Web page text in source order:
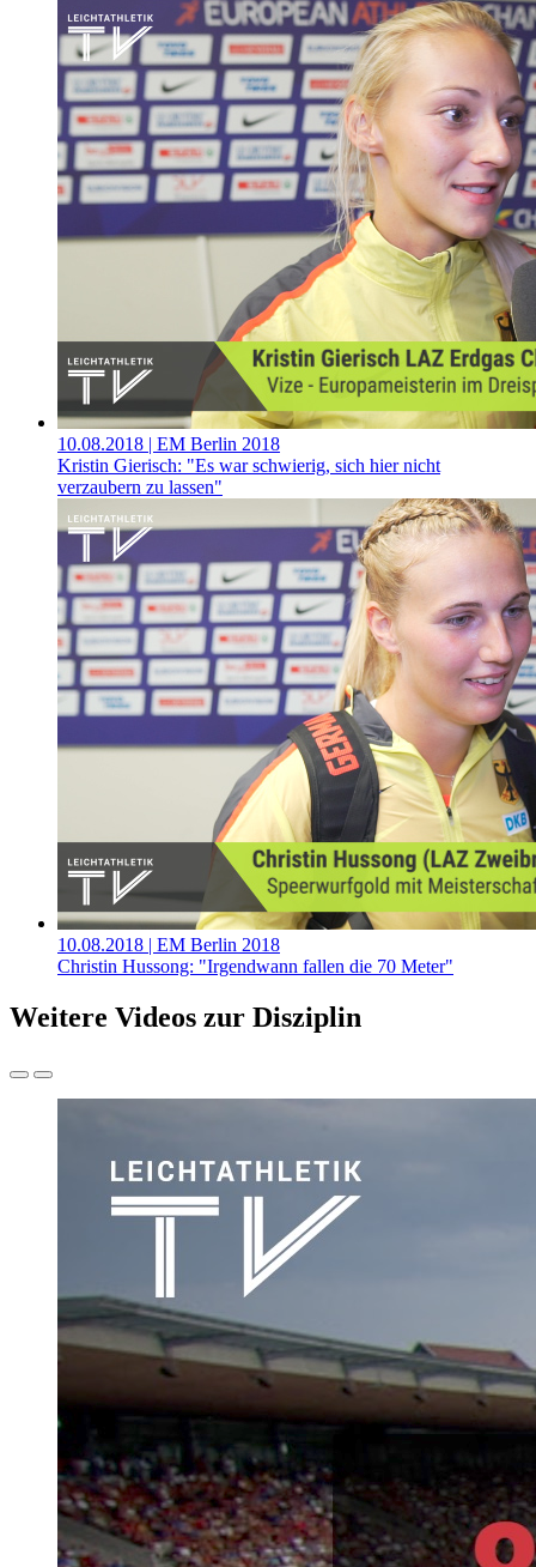
10.08.2018 | EM Berlin 2018
Kristin Gierisch: "Es war schwierig, sich hier nicht
verzaubern zu lassen"
10.08.2018 | EM Berlin 2018
Christin Hussong: "Irgendwann fallen die 70 Meter"
Weitere Videos zur Disziplin